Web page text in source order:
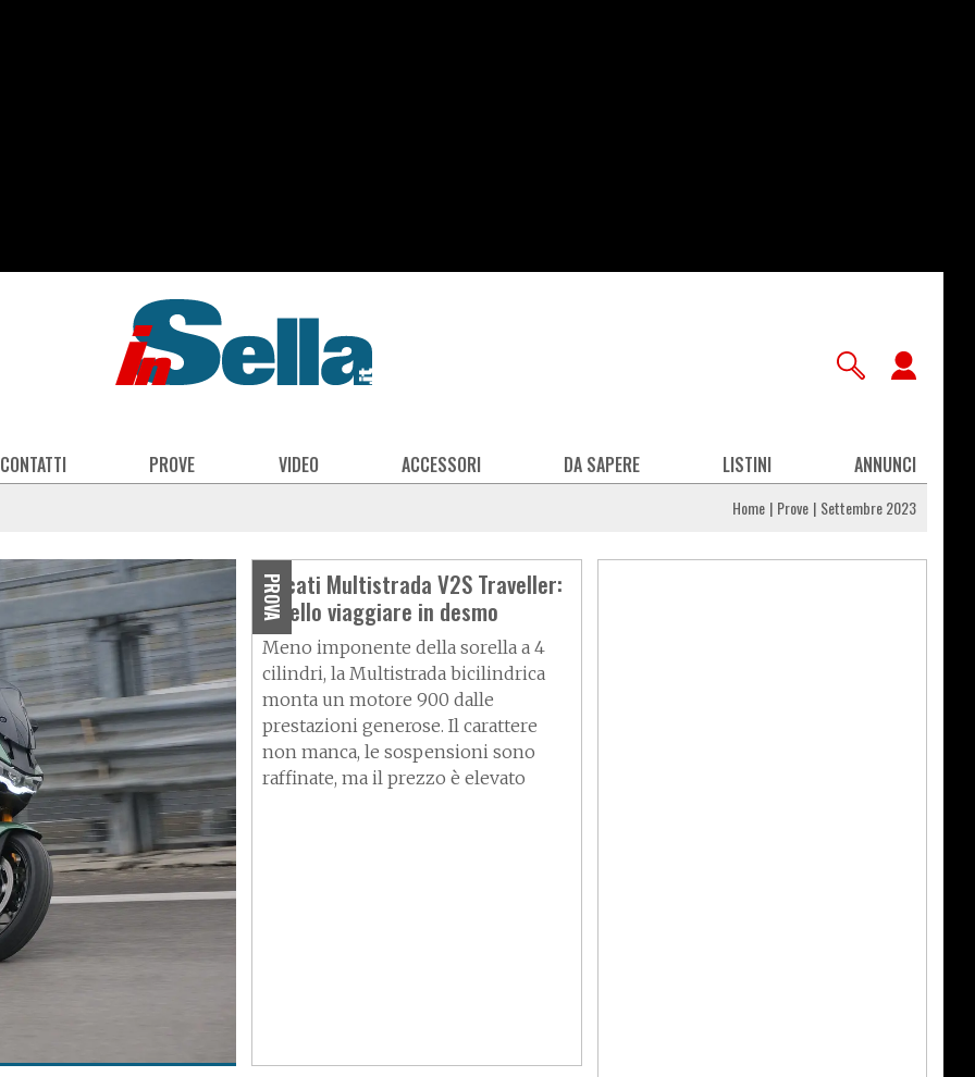
PROVE VIDEO ACCESSORI DA SAPERE LISTINI ANNUNCI
Home Prove Settembre 2023
PROVA
Ducati Multistrada V2S Traveller:
è bello viaggiare in desmo
Meno imponente della sorella a 4
cilindri, la Multistrada bicilindrica
monta un motore 900 dalle
prestazioni generose. Il carattere
non manca, le sospensioni sono
raffinate, ma il prezzo è elevato